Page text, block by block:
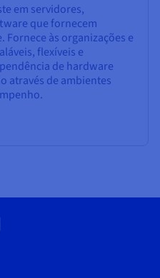
em servidores,
que fornecem
às organizações e
flexíveis e
de hardware
através de ambientes